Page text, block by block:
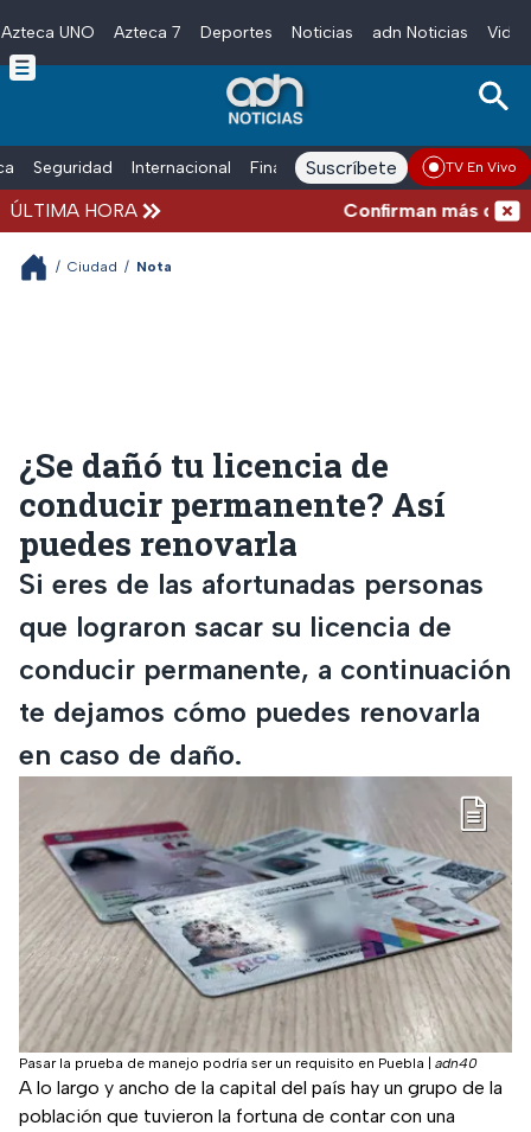
Skip to main content
Azteca UNO Azteca 7 Deportes Noticias adn Noticias
Seguridad Internacional Finanzas adn Noticias Radio
Suscríbete TV En Vivo
ÚLTIMA HORA Confirman más de
/ Ciudad / Nota
¿Se dañó tu licencia de
conducir permanente? Así
puedes renovarla
Si eres de las afortunadas personas
que lograron sacar su licencia de
conducir permanente, a continuación
te dejamos cómo puedes renovarla
en caso de daño.
Pasar la prueba de manejo podría ser un requisito en Puebla adn40
A lo largo y ancho de la capital del país hay un grupo de la
población que tuvieron la fortuna de contar con una